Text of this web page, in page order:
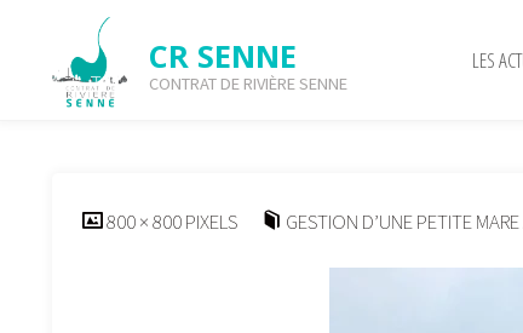
content
CR SENNE
CONTRAT DE RIVIÈRE SENNE
LES
2025-11-25-actu-03
FULL800 × 800PIXELS GESTION D’UNE PETITE